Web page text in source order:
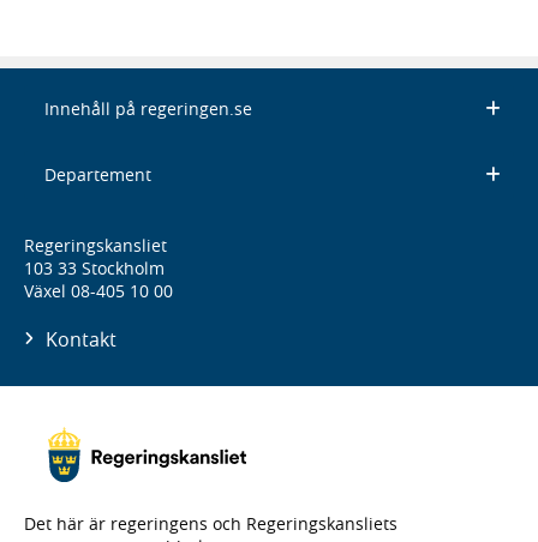
Innehåll på regeringen.se
Departement
Regeringskansliet
103 33 Stockholm
Växel 08-405 10 00
Kontakt
Det här är regeringens och Regeringskansliets